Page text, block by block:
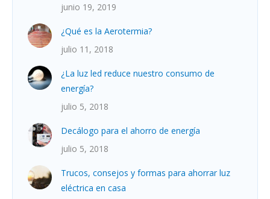
junio 19, 2019
¿Qué es la Aerotermia?
julio 11, 2018
¿La luz led reduce nuestro consumo de
energía?
julio 5, 2018
Decálogo para el ahorro de energía
julio 5, 2018
Trucos, consejos y formas para ahorrar luz
eléctrica en casa